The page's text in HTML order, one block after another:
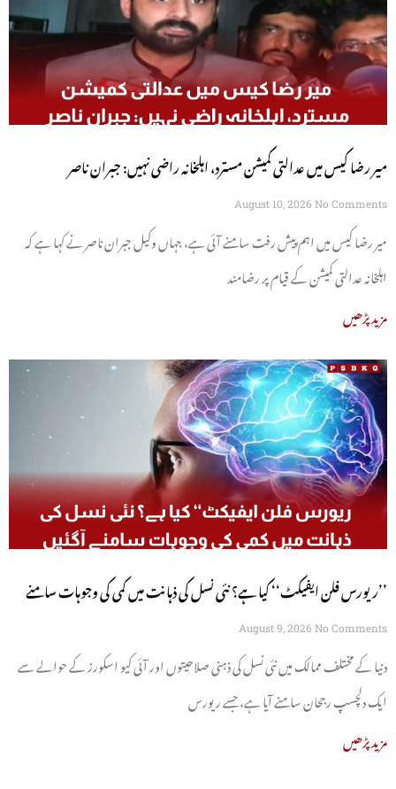
میر رضا کیس میں عدالتی کمیشن مسترد، اہلخانہ راضی نہیں: جبران ناصر
August 10, 2026 No Comments
میر رضا کیس میں اہم پیش رفت سامنے آئی ہے، جہاں وکیل جبران ناصر نے کہا ہے کہ
اہلخانہ عدالتی کمیشن کے قیام پر رضامند
مزید پڑھیں
’’ریورس فلن ایفیکٹ‘‘ کیا ہے؟ نئی نسل کی ذہانت میں کمی کی وجوہات سامنے
آگئیں
August 9, 2026 No Comments
دنیا کے مختلف ممالک میں نئی نسل کی ذہنی صلاحیتوں اور آئی کیو اسکورز کے حوالے سے
ایک دلچسپ رجحان سامنے آیا ہے، جسے ریورس
مزید پڑھیں